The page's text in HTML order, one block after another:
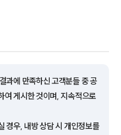
과에 만족하신 고객분들 중 공
여 게시한 것이며, 지속적으로
경우, 내방 상담 시 개인정보를